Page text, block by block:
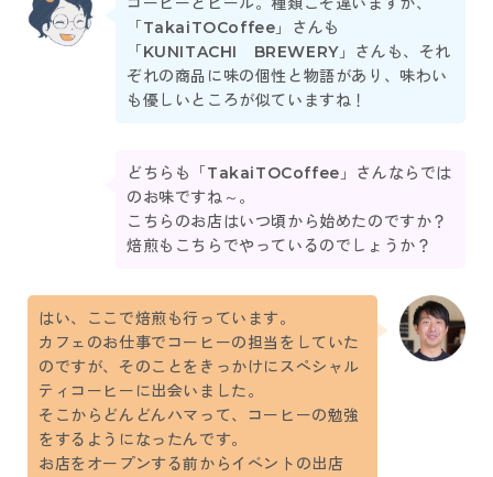
「TakaiTOCoffee」さんも
「KUNITACHI BREWERY」さんも、それ
ぞれの商品に味の個性と物語があり、味わい
も優しいところが似ていますね！
どちらも「TakaiTOCoffee」さんならでは
のお味ですね～。
こちらのお店はいつ頃から始めたのですか？
焙煎もこちらでやっているのでしょうか？
はい、ここで焙煎も行っています。
カフェのお仕事でコーヒーの担当をしていた
のですが、そのことをきっかけにスペシャル
ティコーヒーに出会いました。
そこからどんどんハマって、コーヒーの勉強
をするようになったんです。
お店をオープンする前からイベントの出店